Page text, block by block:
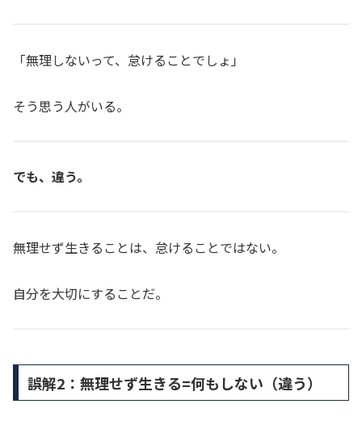
「無理しないって、怠けることでしょ」
そう思う人がいる。
でも、違う。
無理せず生きることは、怠けることではない。
自分を大切にすることだ。
誤解2：無理せず生きる=何もしない（違う）